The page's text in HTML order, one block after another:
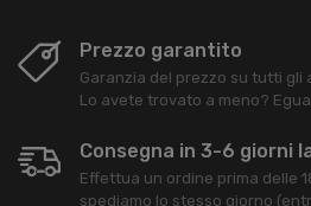
Prezzo garantito
Garanzia del prezzo su tutti gli
Lo avete trovato a meno?
Consegna in 3-6 giorni
Effettua un ordine prima delle
spediamo lo stesso giorno